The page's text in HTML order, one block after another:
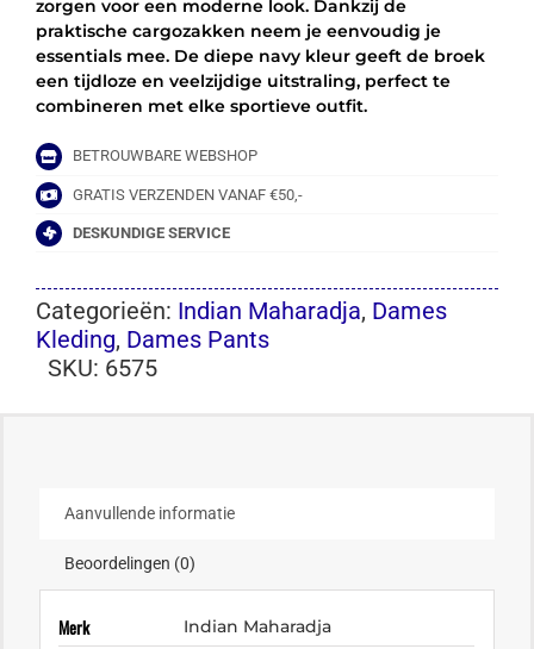
zorgen voor een moderne look. Dankzij de
praktische cargozakken neem je eenvoudig je
essentials mee. De diepe navy kleur geeft de broek
een tijdloze en veelzijdige uitstraling, perfect te
combineren met elke sportieve outfit.
BETROUWBARE WEBSHOP
GRATIS VERZENDEN VANAF €50,-
DESKUNDIGE SERVICE
Categorieën: Indian Maharadja, Dames
Kleding, Dames Pants
SKU: 6575
Aanvullende informatie
Beoordelingen (0)
Merk Indian Maharadja